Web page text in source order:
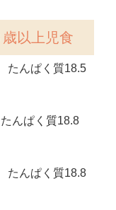
以上児食
たんぱく質18.5
んぱく質18.8
たんぱく質18.8